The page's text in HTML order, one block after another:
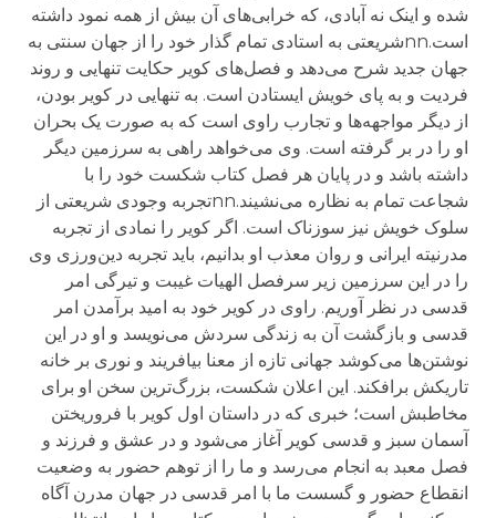
شده و اینک نه آبادی، که خرابی‌های آن بیش از همه نمود داشته
است.nnشریعتی به استادی تمام گذار خود را از جهان سنتی به
جهان جدید شرح می‌دهد و فصل‌های کویر حکایت تنهایی و روند
فردیت و به پای خویش ایستادن است. به تنهایی در کویر بودن،
از دیگر مواجهه‌ها و تجارب راوی است که به صورت یک بحران
او را در بر گرفته است. وی می‌خواهد راهی به سرزمین دیگر
داشته باشد و در پایان هر فصل کتاب شکست خود را با
شجاعت تمام به نظاره می‌نشیند.nnتجربه وجودی شریعتی از
سلوک خویش نیز سوزناک است. اگر کویر را نمادی از تجربه
مدرنیته ایرانی و روان معذب او بدانیم، باید تجربه دین‌ورزی وی
را در این سرزمین زیر سرفصل الهیات غیبت و تیرگی امر
قدسی در نظر آوریم. راوی در کویر خود به امید برآمدن امر
قدسی و بازگشت آن به زندگی سردش می‌نویسد و او در این
نوشتن‌ها می‌کوشد جهانی تازه از معنا بیافریند و نوری بر خانه
تاریکش برافکند. این اعلان شکست، بزرگ‌ترین سخن او برای
مخاطبش است؛ خبری که در داستان اول کویر با فروریختن
آسمان سبز و قدسی کویر آغاز می‌شود و در عشق و فرزند و
فصل معبد به انجام می‌رسد و ما را از توهم حضور به وضعیت
انقطاع حضور و گسست ما با امر قدسی در جهان مدرن آگاه